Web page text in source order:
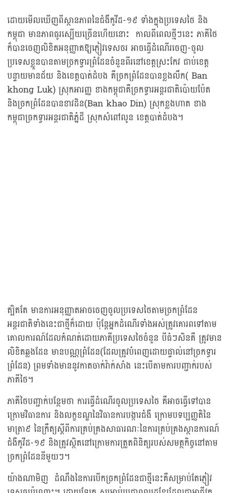
ដោយមើលឃើញពីស្ថានភាពនៃជំងឺកូវីដ-១៩ ទាំងក្នុងប្រទេសថៃ និង
កម្ពុជា មានភាពធូរស្បើយច្រើនហើយនោះ កាលពីពេលថ្មីៗនេះ ភាគីថៃ
ក៏បានចេញលិខិតអនុញ្ញាតឱ្យភ្ញៀវទេសចរ​ អាចធ្វើដំណើរចេញ-ចូល
ប្រទេសខ្លួនបានតាមច្រកទ្វារព្រំដែនចំនួនពីរនៅខេត្តស្រះកែវ ជាប់ខេត្ត
បន្ទាយមានជ័យ និងខេត្តបាត់ដំបង គឺច្រកព្រំដែនបានខ្លងលឹក( Ban
khong Luk) ស្រុកអារញ្ញ ខាងកម្ពុជាគឺច្រកទ្វារអន្តរជាតិប៉ោយប៉ែត
និងច្រកព្រំដែនបានខាវដិន(Ban khao Din) ស្រុកខ្លងហាត ខាង
កម្ពុជាច្រកទ្វារអន្តរជាតិភ្នំដី ស្រុកសំពៅលូន ខេត្តបាត់ដំបង។
ត្បិតតែ មានការអនុញ្ញាតអាចចេញចូលប្រទេសថៃតាមច្រកព្រំដែន
អន្តរជាតិទាំងនេះជាថ្មីក៏ដោយ ប៉ុន្តែអ្នកដំណើរទាំងអស់ត្រូវគោរពទៅតាម
គោលការណ៍ដែលកំណត់ដោយភាគីប្រទេសថៃចំនួន បីធំៗសិនគឺ ត្រូវមាន
លិខិតឆ្លងដែន មានបណ្ណព្រំដែន(ដែលត្រូវបំពេញដោយផ្ទាល់នៅច្រកទ្វារ
ព្រំដែន) ព្រមទាំងមាននូវកាតចាក់វ៉ាក់សាំង នេះបើតាមការបញ្ជាក់របស់
ភាគីថៃ។
ភាគីថៃបញ្ជាក់បន្ថែមថា ការធ្វើដំណើរចូលប្រទេសថៃ គឺអាចធ្វើទៅបាន
ក្រោមវិធានការ និងលក្ខខណ្ឌនៃវិធានការបង្ការជំងឺ ក្រោមបទប្បញ្ញតិនៃ
មាត្រា៩ នៃក្រឹត្យស្ដីពីការគ្រប់គ្រងសាធារណៈនៃការគ្រប់គ្រងស្ថានការណ៍
ជំងឺកូវីដ-១៩ និងត្រូវស្ថិតនៅក្រោមការត្រួតពិនិត្យរបស់សមត្ថកិច្ចនៅតាម
ច្រកព្រំដែននីមួយៗ។
យ៉ាងណាមិញ ​ដំណឹងនៃការបើកច្រកព្រំដែនជាថ្មីនេះគឺសម្រាប់តែភ្ញៀវ